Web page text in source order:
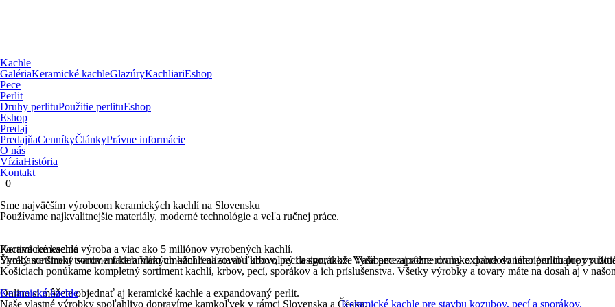
Kachle
GalériaKeramické kachleGlazúryKachliariEshop
Pece
Perlit
Druhy perlituPoužitie perlituEshop
Eshop
Predaj
PredajňaCenníkyČlánkyPrávne informácie
O nás
VíziaHistória
Kontakt
0
Sme najväčším výrobcom keramických kachlí na Slovensku
Používame najkvalitnejšie materiály, moderné technológie a veľa ručnej práce.
Keramické kachle
Široký sortiment tvarov a farieb Vám umožní realizovať ľubovoľný design, takže Vaša pec zapadne rovnako dobre do interiéru chalupy v
Online si môžete objednať aj keramické kachle a expandovaný perlit.
Naše vlastné výrobky spoľahlivo dopravíme kamkoľvek v rámci Slovenska a Česka.
Poctivá remeselná výroba a viac ako 5 miliónov vyrobených kachlí.
Vyrábame široký sortiment keramických kachlí na stavbu krbov, pecí a sporákov. Vyrábame aj rôzne druhy expandovaného perlitu pre
Košiciach ponúkame kompletný sortiment kachlí, krbov, pecí, sporákov a ich príslušenstva. Všetky výrobky a tovary máte na dosah aj v
Keramické kachle
Keramické kachle pre stavbu kozubov, pecí a sporákov.